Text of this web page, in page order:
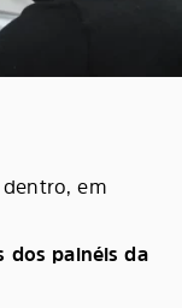
dentro, em
dos painéis da